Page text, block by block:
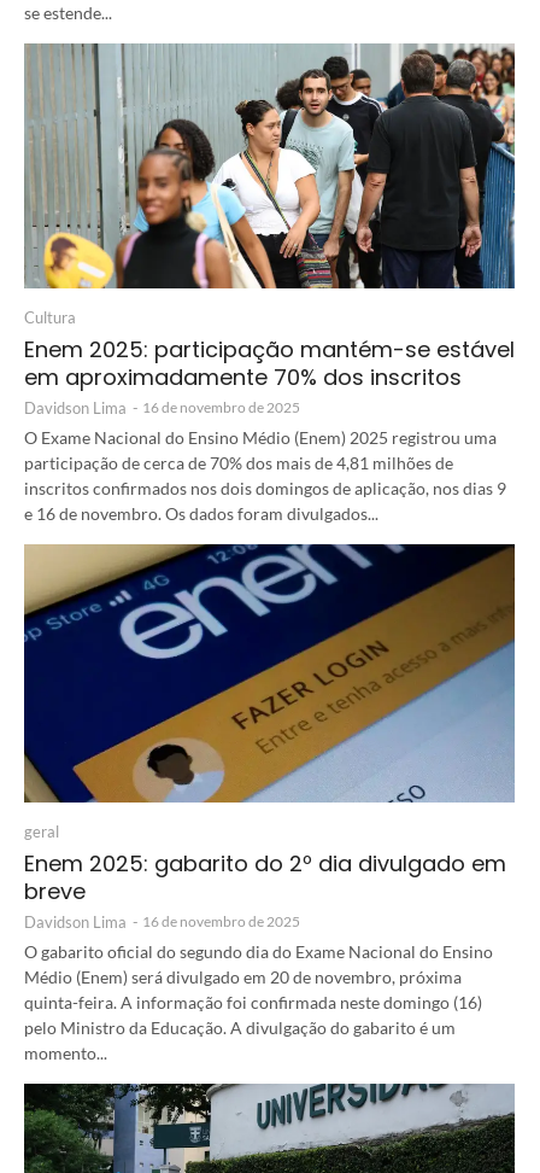
se estende...
Cultura
Enem 2025: participação mantém-se estável
em aproximadamente 70% dos inscritos
Davidson Lima - 16 de novembro de 2025
O Exame Nacional do Ensino Médio (Enem) 2025 registrou uma
participação de cerca de 70% dos mais de 4,81 milhões de
inscritos confirmados nos dois domingos de aplicação, nos dias 9
e 16 de novembro. Os dados foram divulgados...
geral
Enem 2025: gabarito do 2º dia divulgado em
breve
Davidson Lima - 16 de novembro de 2025
O gabarito oficial do segundo dia do Exame Nacional do Ensino
Médio (Enem) será divulgado em 20 de novembro, próxima
quinta-feira. A informação foi confirmada neste domingo (16)
pelo Ministro da Educação. A divulgação do gabarito é um
momento...